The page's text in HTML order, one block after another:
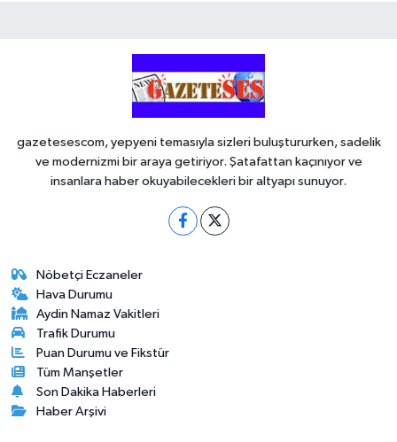
gazetesescom, yepyeni temasıyla sizleri buluştururken, sadelik
ve modernizmi bir araya getiriyor. Şatafattan kaçınıyor ve
insanlara haber okuyabilecekleri bir altyapı sunuyor.
Nöbetçi Eczaneler
Hava Durumu
Aydin Namaz Vakitleri
Trafik Durumu
Puan Durumu ve Fikstür
Tüm Manşetler
Son Dakika Haberleri
Haber Arşivi